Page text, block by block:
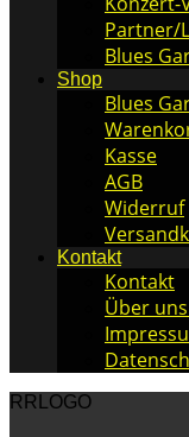
Partner/
Blues
Shop
Blues
Kasse
AGB
Widerruf
Kontakt
Kontakt
Über
RRLOGO